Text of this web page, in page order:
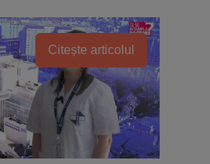
Citește articolul